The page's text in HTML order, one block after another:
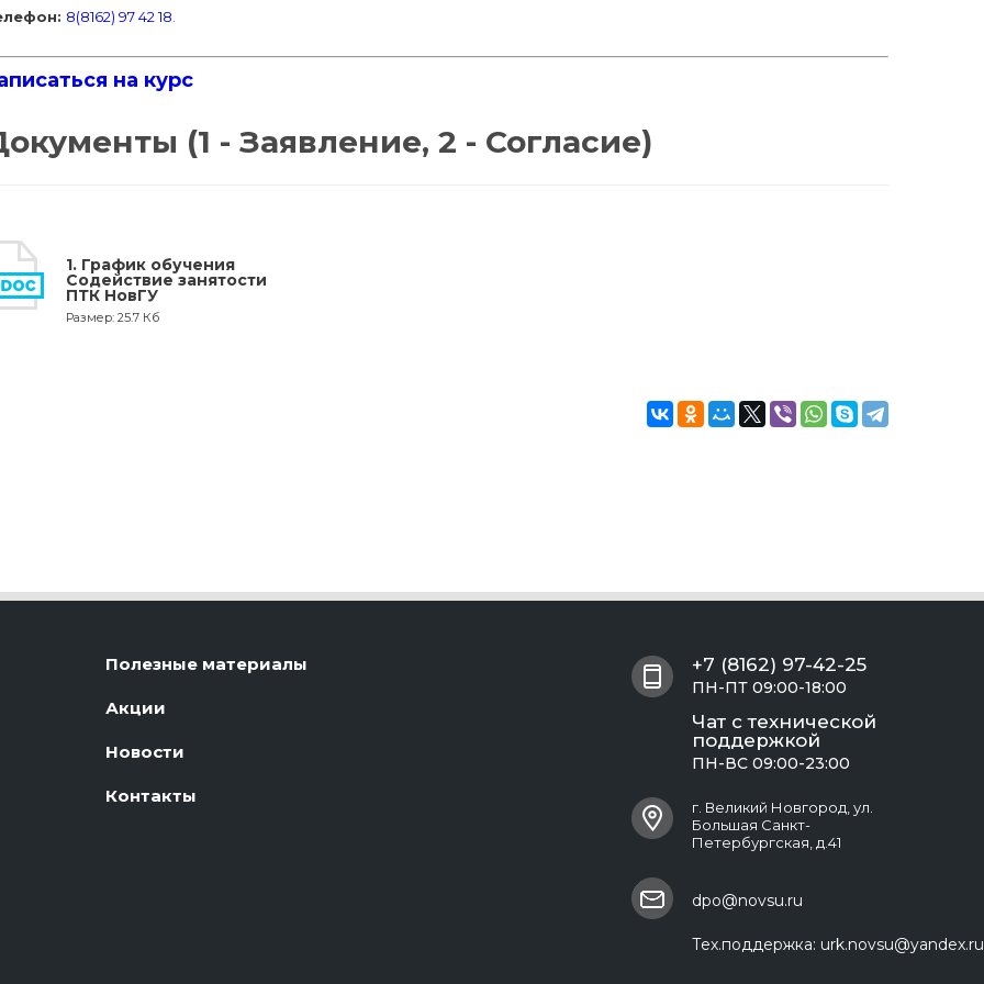
8(8162) 97 42 18
на курс
(1 - Заявление, 2 - Согласие)
1. График обучения
Содействие занятости
ПТК НовГУ
Размер: 25.7 Кб
Полезные материалы
Акции
Новости
Контакты
+7 (8162) 97-42-25
ПН-ПТ 09:00-18:00
Чат с технической
поддержкой
ПН-ВС 09:00-23:00
г. Великий Новгород, ул.
Большая Санкт-
Петербургская, д.41
dpo@novsu.ru
Тех.поддержка: urk.novsu@yandex.ru